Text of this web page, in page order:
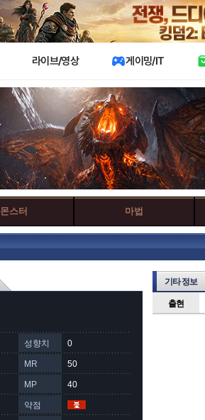
라이브/영상 게이밍/IT
몬스터 마법
성향치 0
MR 50
MP 40
약점
기타 정보
출현